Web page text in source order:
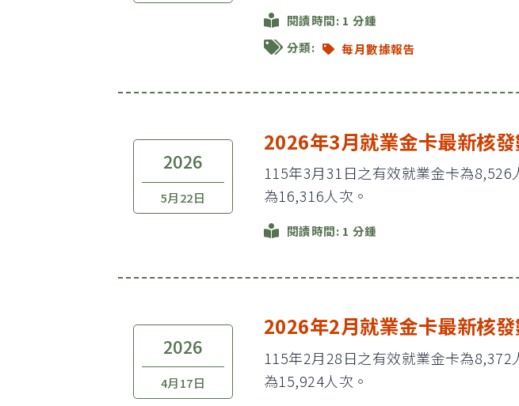
閱讀時間: 1 分鍾
分類:
每月數據報告
2026
5月22日
2026年3月就業金卡最新核
115年3月31日之有效就業金卡為8,526
為16,316人次。
閱讀時間: 1 分鍾
2026
4月17日
2026年2月就業金卡最新核
115年2月28日之有效就業金卡為8,372
為15,924人次。